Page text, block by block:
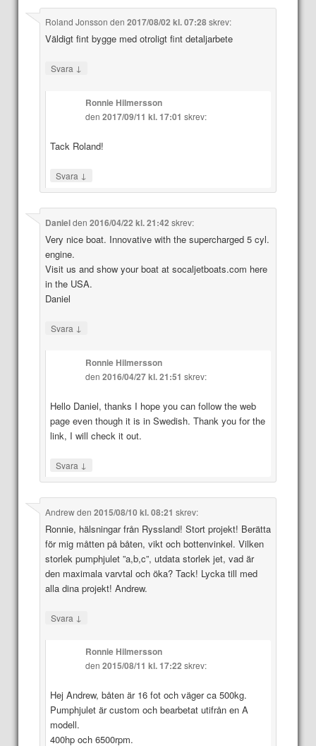
Roland Jonsson den 2017/08/02 kl. 07:28 skrev:
Väldigt fint bygge med otroligt fint detaljarbete
Svara ↓
Ronnie Hilmersson
den2017/09/11 kl. 17:01 skrev:
Tack Roland!
Svara ↓
Danielden 2016/04/22 kl. 21:42 skrev:
Very nice boat. Innovative with the supercharged 5 cyl.
engine.
Visit us and show your boat at socaljetboats.com here
in the USA.
Daniel
Svara ↓
Ronnie Hilmersson
den2016/04/27 kl. 21:51 skrev:
Hello Daniel, thanks I hope you can follow the web
page even though it is in Swedish. Thank you for the
link, I will check it out.
Svara ↓
Andrewden 2015/08/10 kl. 08:21 skrev:
Ronnie, hälsningar från Ryssland! Stort projekt! Berätta
för mig måtten på båten, vikt och bottenvinkel. Vilken
storlek pumphjulet ”a,b,c”, utdata storlek jet, vad är
den maximala varvtal och öka? Tack! Lycka till med
alla dina projekt! Andrew.
Svara ↓
Ronnie Hilmersson
den2015/08/11 kl. 17:22 skrev:
Hej Andrew, båten är 16 fot och väger ca 500kg.
Pumphjulet är custom och bearbetat utifrån en A
modell.
400hp och 6500rpm.